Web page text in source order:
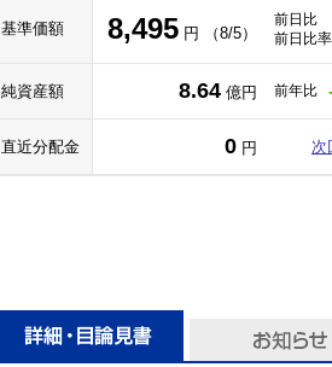
基準価額 8,495 円 （8/5）
前日比
前日比率
純資産額 8.64 億円 前年比
直近分配金 0 円 次